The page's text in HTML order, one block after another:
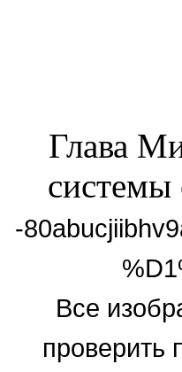
Глава
системы
-
Все
проверить